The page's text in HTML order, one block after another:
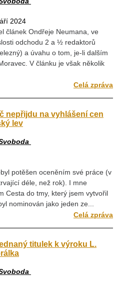
2024
článek Ondřeje Neumana, ve
odchodu 2 a ½ redaktorů
a úvahu o tom, je-li dalším
V článku je však několik
Celá zpráva
nepřijdu na vyhlášení cen
lev
potěšen oceněním své práce (v
déle, než rok). I mne
Cesta do tmy, který jsem vytvořil
nominován jako jeden ze...
Celá zpráva
titulek k výroku L.